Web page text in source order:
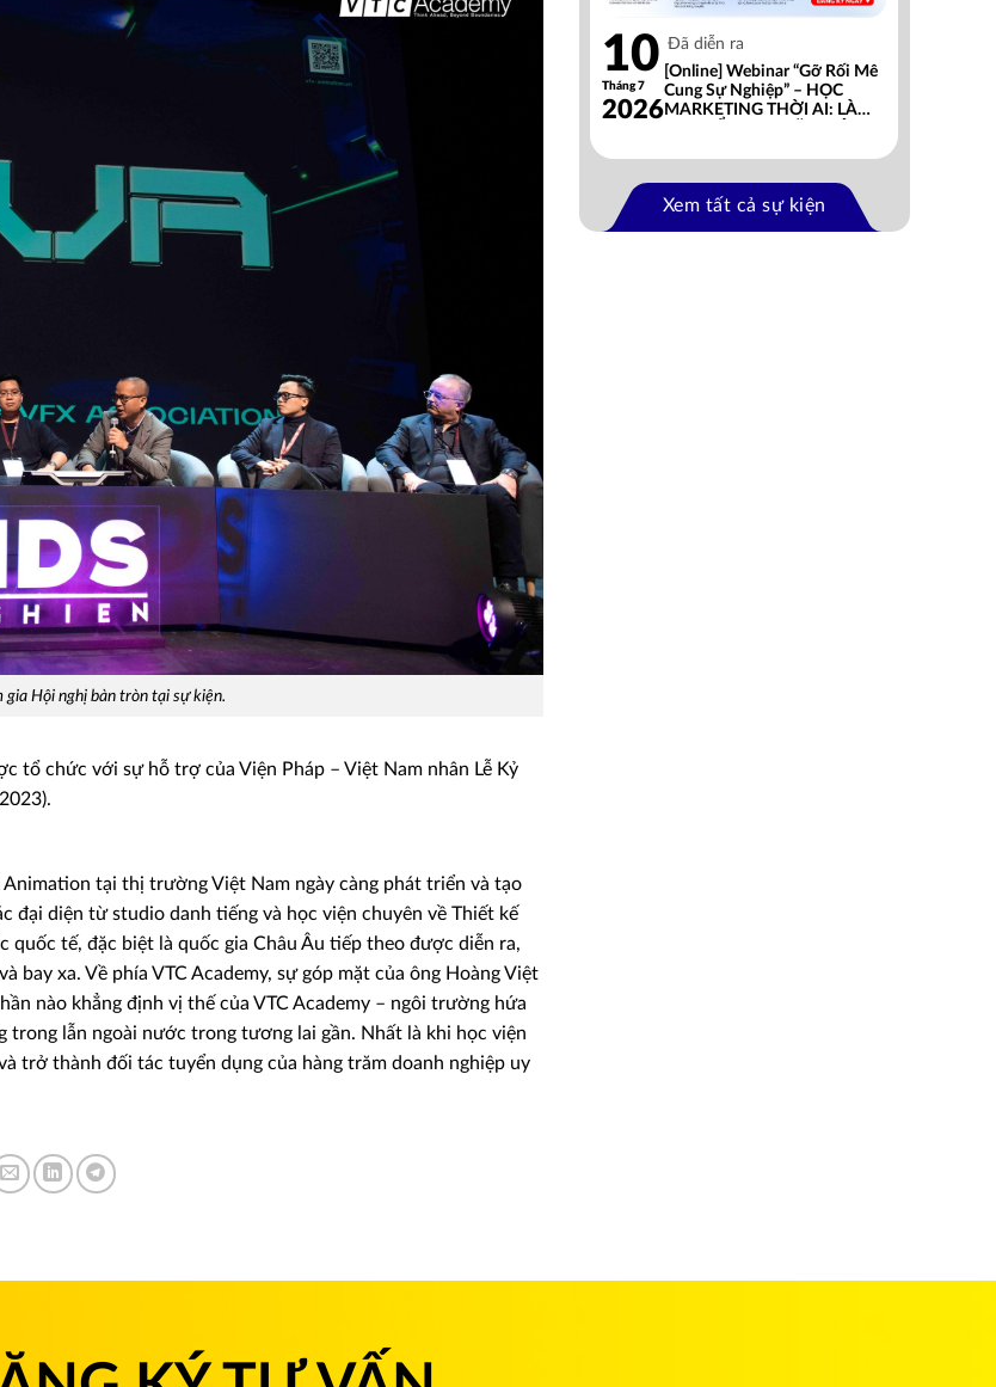
Hội nghị bàn tròn tại sự kiện.
tổ chức với sự hỗ trợ của Viện Pháp – Việt Nam nhân Lễ Kỷ
tại thị trường Việt Nam ngày càng phát triển và tạo
đại diện từ studio danh tiếng và học viện chuyên về Thiết kế
tế, đặc biệt là quốc gia Châu Âu tiếp theo được diễn ra,
bay xa. Về phía VTC Academy, sự góp mặt của ông Hoàng Việt
nào khẳng định vị thế của VTC Academy – ngôi trường hứa
lẫn ngoài nước trong tương lai gần. Nhất là khi học viện
trở thành đối tác tuyển dụng của hàng trăm doanh nghiệp uy
10
Tháng 7
2026
Đã diễn ra
[Online] Webinar “Gỡ Rối Mê
Cung Sự Nghiệp” – HỌC
MARKETING THỜI AI: LÀM
Xem tất cả sự kiện